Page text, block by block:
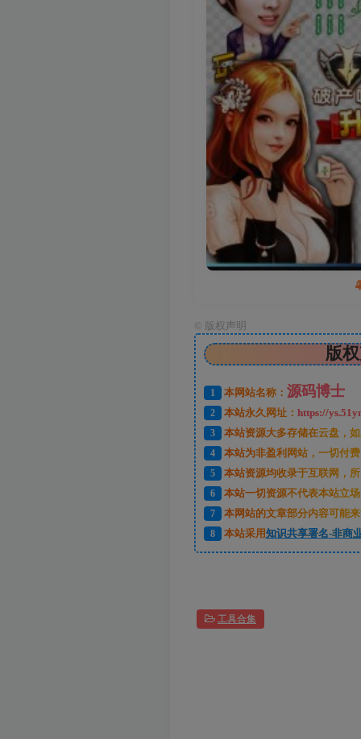
版权声明
版
1 本网站名称： 源码博士
2 本站永久网址： https://
3
本站资源大多存储在云盘，
4
本站为非盈利网站，一切付
5
本站资源均收录于互联网，
6
本站一切资源不代表本站立
7
本网站的文章部分内容可能
8
本站采用知识共享署名-非商
工具合集